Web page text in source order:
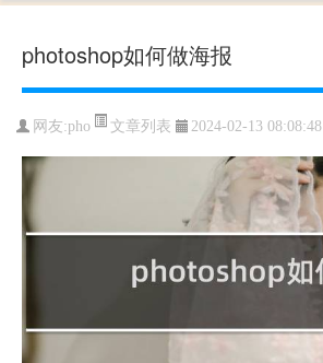
photoshop如何做海报
网友:pho 文章列表 2024-02-13 08:08:48